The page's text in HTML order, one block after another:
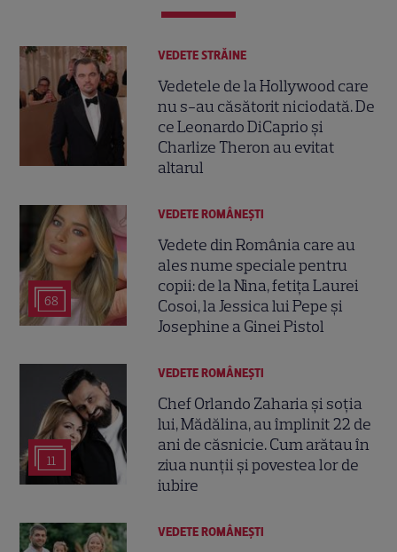
VEDETE STRĂINE
Vedetele de la Hollywood care
nu s-au căsătorit niciodată. De
ce Leonardo DiCaprio și
Charlize Theron au evitat
altarul
68
VEDETE ROMÂNEŞTI
Vedete din România care au
ales nume speciale pentru
copii: de la Nina, fetița Laurei
Cosoi, la Jessica lui Pepe și
Josephine a Ginei Pistol
11
VEDETE ROMÂNEŞTI
Chef Orlando Zaharia și soția
lui, Mădălina, au împlinit 22 de
ani de căsnicie. Cum arătau în
ziua nunții și povestea lor de
iubire
VEDETE ROMÂNEŞTI